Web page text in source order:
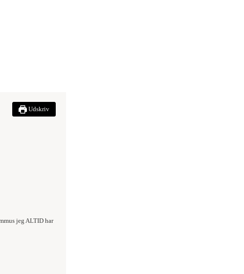
Udskriv
jeg ALTID har